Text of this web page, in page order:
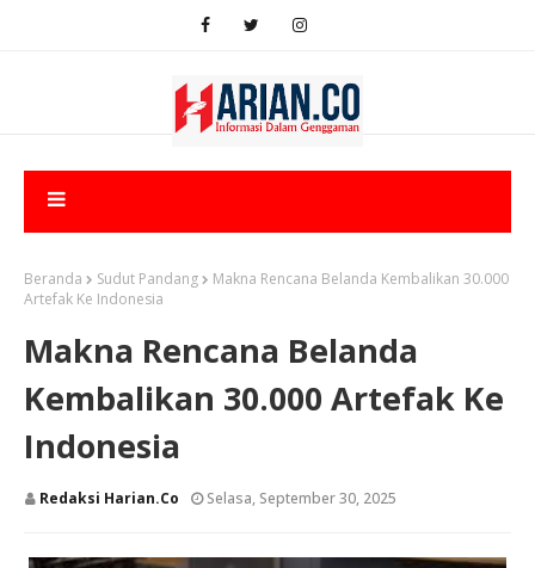
Beranda Sudut Pandang
Makna Rencana Belanda Kembalikan 30.000
Artefak Ke Indonesia
Makna Rencana Belanda
Kembalikan 30.000 Artefak Ke
Indonesia
Redaksi Harian.co Selasa, September 30, 2025